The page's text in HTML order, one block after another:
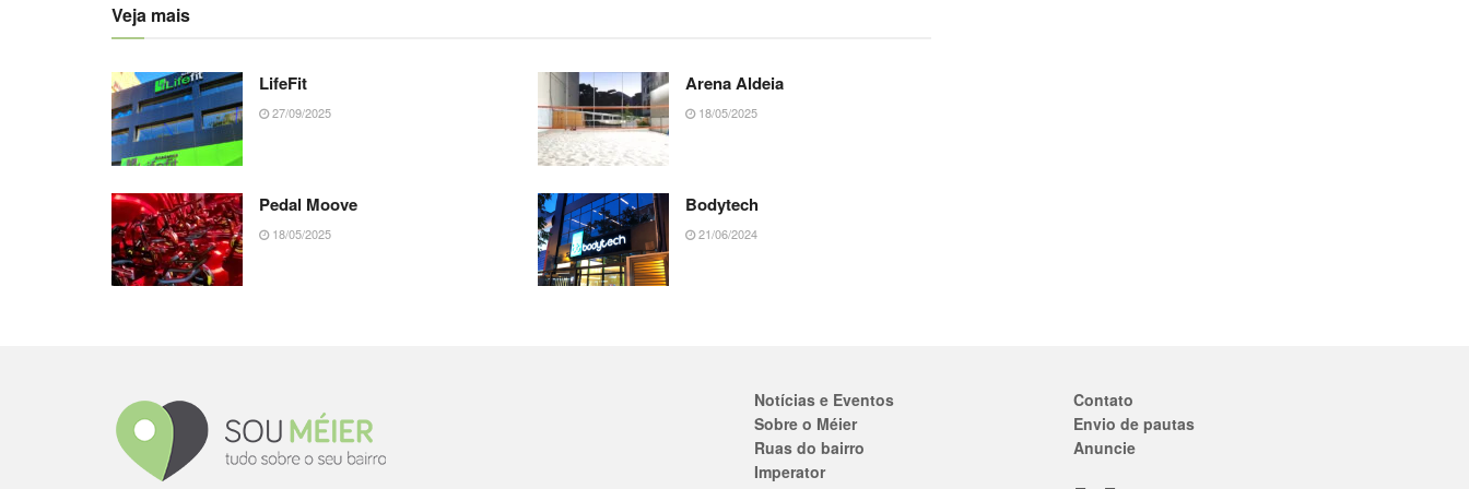
Veja mais
LifeFit
27/09/2025
Arena Aldeia
18/05/2025
Pedal Moove
18/05/2025
Bodytech
21/06/2024
Notícias e Eventos
Sobre o Méier
Ruas do bairro
Imperator
Contato
Envio de pautas
Anuncie